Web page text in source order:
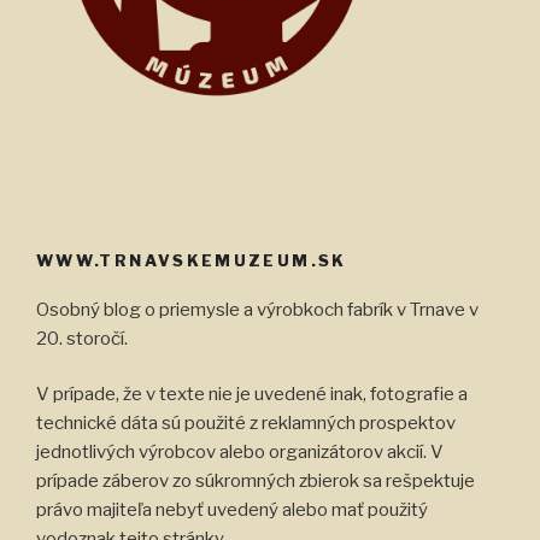
WWW.TRNAVSKEMUZEUM.SK
Osobný blog o priemysle a výrobkoch fabrík v Trnave v
20. storočí.
V prípade, že v texte nie je uvedené inak, fotografie a
technické dáta sú použité z reklamných prospektov
jednotlivých výrobcov alebo organizátorov akcií. V
prípade záberov zo súkromných zbierok sa rešpektuje
právo majiteľa nebyť uvedený alebo mať použitý